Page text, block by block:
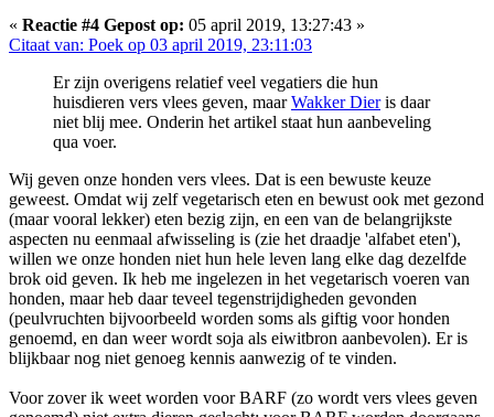
« Reactie #4 Gepost op: 05 april 2019, 13:27:43 »
Citaat van: Poek op 03 april 2019, 23:11:03
Er zijn overigens relatief veel vegatiers die hun
huisdieren vers vlees geven, maarWakker Dieris daar
niet blij mee. Onderin het artikel staat hun aanbeveling
qua voer.
Wij geven onze honden vers vlees. Dat is een bewuste keuze
geweest. Omdat wij zelf vegetarisch eten en bewust ook met gezond
(maar vooral lekker) eten bezig zijn, en een van de belangrijkste
aspecten nu eenmaal afwisseling is (zie het draadje 'alfabet eten'),
willen we onze honden niet hun hele leven lang elke dag dezelfde
brok oid geven. Ik heb me ingelezen in het vegetarisch voeren van
honden, maar heb daar teveel tegenstrijdigheden gevonden
(peulvruchten bijvoorbeeld worden soms als giftig voor honden
genoemd, en dan weer wordt soja als eiwitbron aanbevolen). Er is
blijkbaar nog niet genoeg kennis aanwezig of te vinden.
Voor zover ik weet worden voor BARF (zo wordt vers vlees geven